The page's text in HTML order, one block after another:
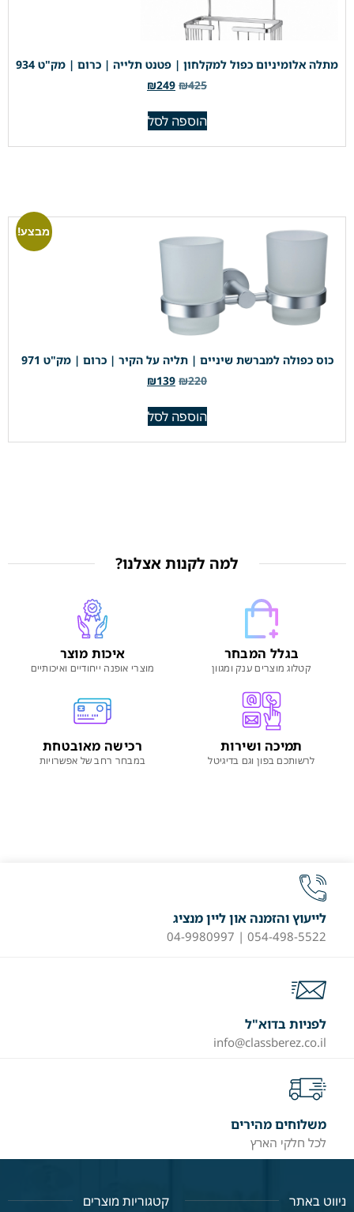
מתלה אלומיניום כפול למקלחון | פטנט תלייה | כרום | מק"ט 934
₪425
₪249
הוספה לסל
מבצע!
כוס כפולה למברשת שיניים | תליה על הקיר | כרום | מק"ט 971
₪220
₪139
הוספה לסל
למה לקנות אצלנו?
בגלל המבחר
קטלוג מוצרים ענק ומגוון
איכות מוצר
מוצרי אופנה ייחודיים ואיכותיים
תמיכה ושירות
לרשותכם בפון וגם בדיגיטל
רכישה מאובטחת
במבחר רחב של אפשרויות
לייעוץ והזמנה און ליין מנציג
054-498-5522 | 04-9980997
לפניות בדוא"ל
info@classberez.co.il
משלוחים מהירים
לכל חלקי הארץ
ניווט באתר קטגוריות מוצרים